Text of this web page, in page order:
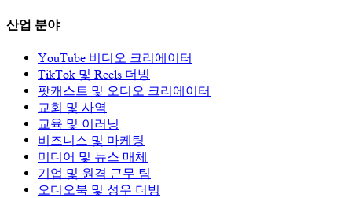
산업 분야
YouTube 비디오 크리에이터
TikTok 및 Reels 더빙
팟캐스트 및 오디오 크리에이터
교회 및 사역
교육 및 이러닝
비즈니스 및 마케팅
미디어 및 뉴스 매체
기업 및 원격 근무 팀
오디오북 및 성우 더빙